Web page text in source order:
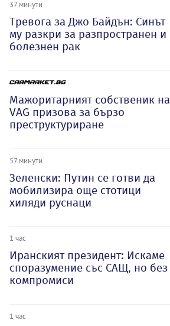
37 минути
Тревога за Джо Байдън: Синът
му разкри за разпространен и
болезнен рак
Мажоритарният собственик на
VAG призова за бързо
преструктуриране
57 минути
Зеленски: Путин се готви да
мобилизира още стотици
хиляди руснаци
1 час
Иранският президент: Искаме
споразумение със САЩ, но без
компромиси
1 час